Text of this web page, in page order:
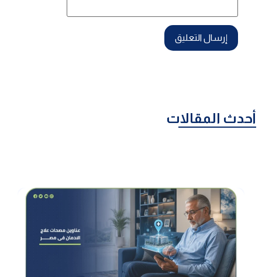
أحدث المقالات
عناوين مصحات علاج الإدمان في مصر: أشهر المراكز وكيف